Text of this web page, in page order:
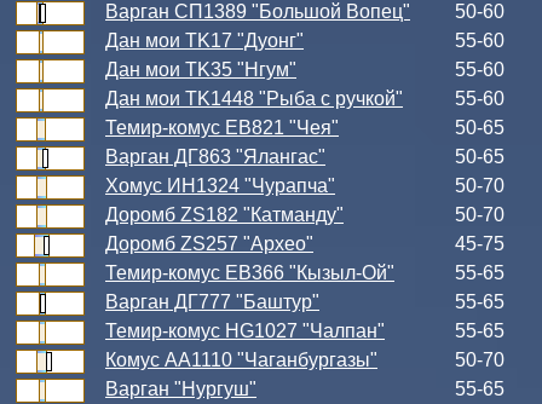
Варган СП1389 "Большой Вопец"
50-60
Дан мои TK17 "Дуонг"
55-60
Дан мои TK35 "Нгум"
55-60
Дан мои TK1448 "Рыба с ручкой"
55-60
Темир-комус ЕВ821 "Чея"
50-65
Варган ДГ863 "Ялангас"
50-65
Хомус ИН1324 "Чурапча"
50-70
Доромб ZS182 "Катманду"
50-70
Доромб ZS257 "Архео"
45-75
Темир-комус ЕВ366 "Кызыл-Ой"
55-65
Варган ДГ777 "Баштур"
55-65
Темир-комус HG1027 "Чалпан"
55-65
Комус АА1110 "Чаганбургазы"
50-70
Варган "Нургуш"
55-65